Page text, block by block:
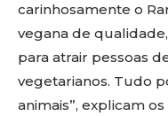
carinhosamente o
vegana de
para atrair pessoas
vegetarianos. Tudo
animais”, explicam